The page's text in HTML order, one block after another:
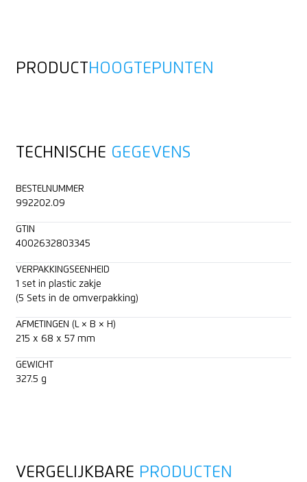
PRODUCTHOOGTEPUNTEN
TECHNISCHE GEGEVENS
BESTELNUMMER
992202.09
GTIN
4002632803345
VERPAKKINGSEENHEID
1 set in plastic zakje
(5 Sets in de omverpakking)
AFMETINGEN (L × B × H)
215 x 68 x 57 mm
GEWICHT
327.5 g
VERGELIJKBARE PRODUCTEN